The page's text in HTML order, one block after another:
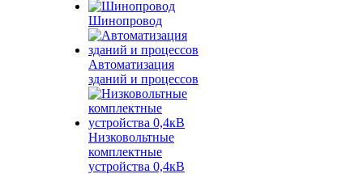
Шинопровод
Автоматизация
зданий и процессов
Низковольтные
комплектные
устройства 0,4кВ